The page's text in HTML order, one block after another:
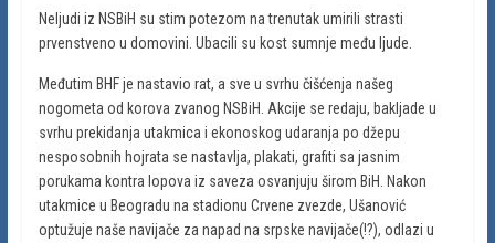
Neljudi iz NSBiH su stim potezom na trenutak umirili strasti
prvenstveno u domovini. Ubacili su kost sumnje među ljude.
Međutim BHF je nastavio rat, a sve u svrhu čišćenja našeg
nogometa od korova zvanog NSBiH. Akcije se redaju, bakljade u
svrhu prekidanja utakmica i ekonoskog udaranja po džepu
nesposobnih hojrata se nastavlja, plakati, grafiti sa jasnim
porukama kontra lopova iz saveza osvanjuju širom BiH. Nakon
utakmice u Beogradu na stadionu Crvene zvezde, Ušanović
optužuje naše navijače za napad na srpske navijače(!?), odlazi u